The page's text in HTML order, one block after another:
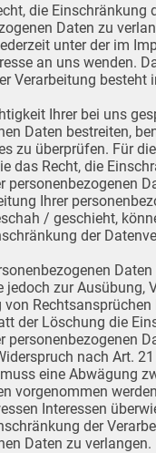
die Einschränkung
Daten zu
unter der im
an uns wenden.
Verarbeitung besteht
Ihrer bei uns
Daten bestreiten,
zu überprüfen. Für
das Recht, die
personenbezogenen
Ihrer
/ geschieht,
der
jedoch zur Ausübung,
Rechtsansprüchen
der Löschung die
personenbezogenen
nach Art.
eine Abwägung
vorgenommen
Interessen
der
Daten zu verlangen.